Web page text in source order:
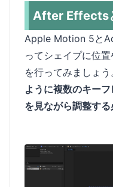
After Effects
Apple Motion 5と
ってシェイプに位
を行ってみましょう
ように複数のキー
を見ながら調整する